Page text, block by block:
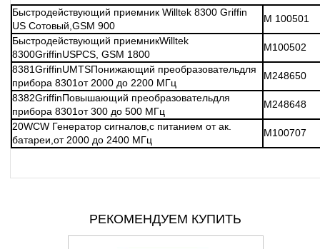
Быстродействующий приемник Willtek 8300 Griffin
US Сотовый,GSM 900
M 100501
Быстродействующий приемникWilltek
8300GriffinUSPCS, GSM 1800
M100502
8381GriffinUMTSПонижающий преобразовательдля
прибора 8301от 2000 до 2200 МГц
M248650
8382GriffinПовышающий преобразовательдля
прибора 8301от 300 до 500 МГц
M248648
20WCW Генератор сигналов,с питанием от ак.
батареи,от 2000 до 2400 МГц
M100707
РЕКОМЕНДУЕМ КУПИТЬ